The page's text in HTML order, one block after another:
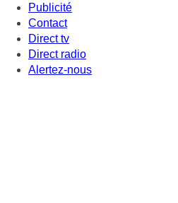
Publicité
Contact
Direct tv
Direct radio
Alertez-nous